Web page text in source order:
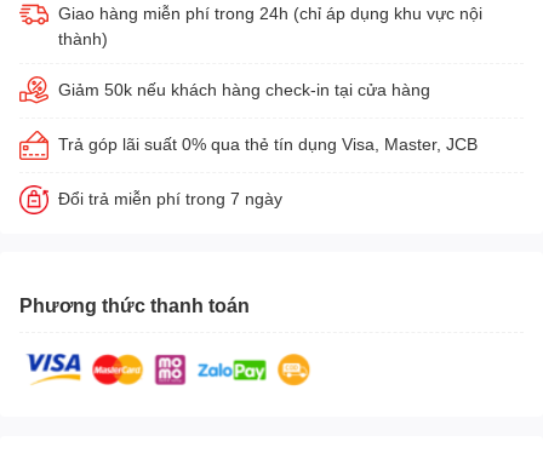
Giao hàng miễn phí trong 24h (chỉ áp dụng khu vực nội
thành)
Giảm 50k nếu khách hàng check-in tại cửa hàng
Trả góp lãi suất 0% qua thẻ tín dụng Visa, Master, JCB
Đổi trả miễn phí trong 7 ngày
Phương thức thanh toán